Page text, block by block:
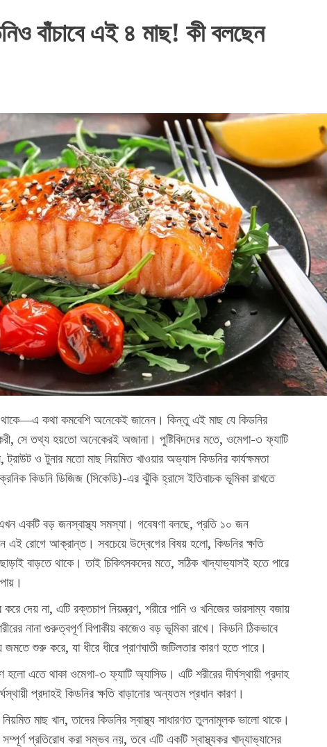
বাঁচাবে এই ৪ মাছ! কী বলছেন
থাকে—এ কথা কমবেশি অনেকেই জানেন। কিন্তু এই মাছ যে কিডনির
সে তথ্য হয়তো অনেকেরই অজানা। পুষ্টিবিদদের মতে, ওমেগা-৩ ফ্যাটি
ও টুনার মতো মাছ নিয়মিত খাওয়ার অভ্যাস কিডনির কার্যক্ষমতা
কিডনি ডিজিজ (সিকেডি)-এর ঝুঁকি হ্রাসে ইতিবাচক ভূমিকা রাখতে
একটি বড় জনস্বাস্থ্য সমস্যা। গবেষণা বলছে, প্রতি ১০ জন
এই রোগে আক্রান্ত। সবচেয়ে উদ্বেগের বিষয় হলো, কিডনির ক্ষতি
বাড়তে থাকে। তাই চিকিৎসকদের মতে, সঠিক খাদ্যাভ্যাসই হতে পারে
দেয় না, এটি রক্তচাপ নিয়ন্ত্রণ, শরীরে পানি ও খনিজের ভারসাম্য বজায়
নানা গুরুত্বপূর্ণ বিপাকীয় কাজেও বড় ভূমিকা রাখে। কিডনি ঠিকভাবে
জমতে শুরু করে, যা ধীরে ধীরে প্রাণঘাতী জটিলতার কারণ হতে পারে।
হলো এতে থাকা ওমেগা-৩ ফ্যাটি অ্যাসিড। এটি শরীরের দীর্ঘস্থায়ী প্রদাহ
প্রদাহই কিডনির ক্ষতি বাড়ানোর অন্যতম প্রধান কারণ।
নিয়মিত মাছ খান, তাদের কিডনির স্বাস্থ্য সাধারণত তুলনামূলক ভালো থাকে।
প্রতিরোধ করা সম্ভব নয়, তবে এটি একটি স্বাস্থ্যকর খাদ্যাভ্যাসের